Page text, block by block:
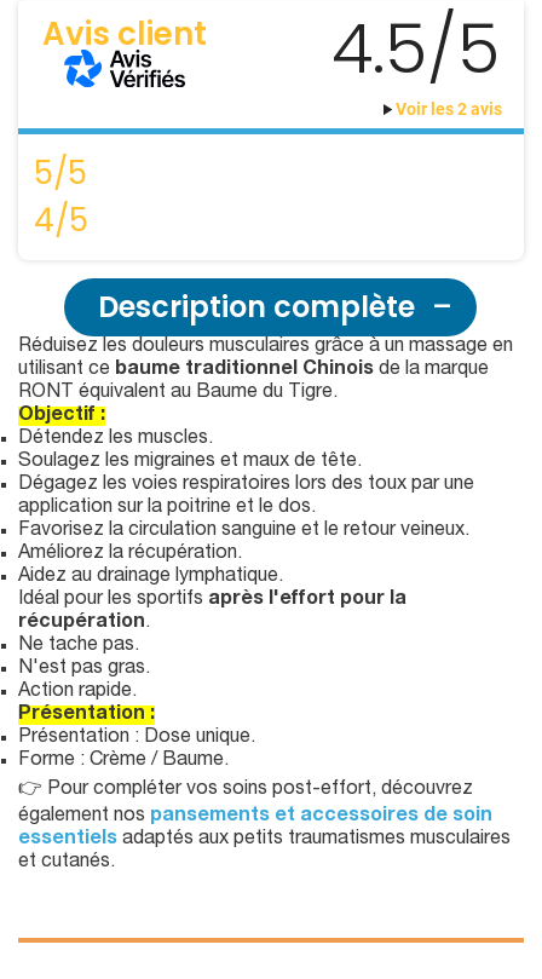
Avis client 4.5/5
Voir les 2 avis
5/5
4/5
Description complète
Réduisez les douleurs musculaires grâce à un massage en
utilisant ce baume traditionnel Chinois de la marque
RONT équivalent au Baume du Tigre.
Objectif :
Détendez les muscles.
Soulagez les migraines et maux de tête.
Dégagez les voies respiratoires lors des toux par une
application sur la poitrine et le dos.
Favorisez la circulation sanguine et le retour veineux.
Améliorez la récupération.
Aidez au drainage lymphatique.
Idéal pour les sportifs après l'effort pour la
récupération.
Ne tache pas.
N'est pas gras.
Action rapide.
Présentation :
Présentation : Dose unique.
Forme : Crème / Baume.
👉 Pour compléter vos soins post-effort, découvrez
également nos pansements et accessoires de soin
essentiels adaptés aux petits traumatismes musculaires
et cutanés.